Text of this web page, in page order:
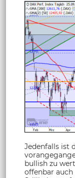
Jedenfalls ist
bullish zu
offenbar